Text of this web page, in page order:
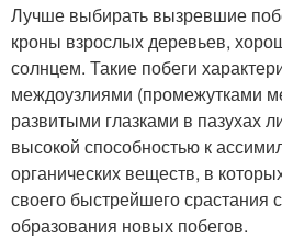
Лучше выбирать вызревшие
кроны взрослых деревьев,
солнцем. Такие побеги
междоузлиями (промежутками
развитыми глазками в пазухах
высокой способностью к
органических веществ, в
своего быстрейшего срастания
образования новых побегов.